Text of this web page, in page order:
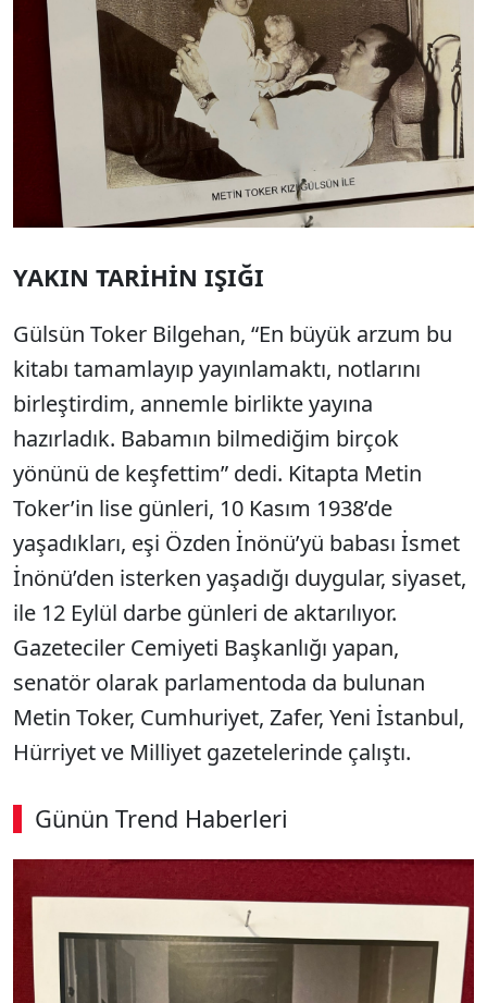
YAKIN TARİHİN IŞIĞI
Gülsün Toker Bilgehan, “En büyük arzum bu
kitabı tamamlayıp yayınlamaktı, notlarını
birleştirdim, annemle birlikte yayına
hazırladık. Babamın bilmediğim birçok
yönünü de keşfettim” dedi. Kitapta Metin
Toker’in lise günleri, 10 Kasım 1938’de
yaşadıkları, eşi Özden İnönü’yü babası İsmet
İnönü’den isterken yaşadığı duygular, siyaset,
ile 12 Eylül darbe günleri de aktarılıyor.
Gazeteciler Cemiyeti Başkanlığı yapan,
senatör olarak parlamentoda da bulunan
Metin Toker, Cumhuriyet, Zafer, Yeni İstanbul,
Hürriyet ve Milliyet gazetelerinde çalıştı.
Günün Trend Haberleri
00:03 / 02:14